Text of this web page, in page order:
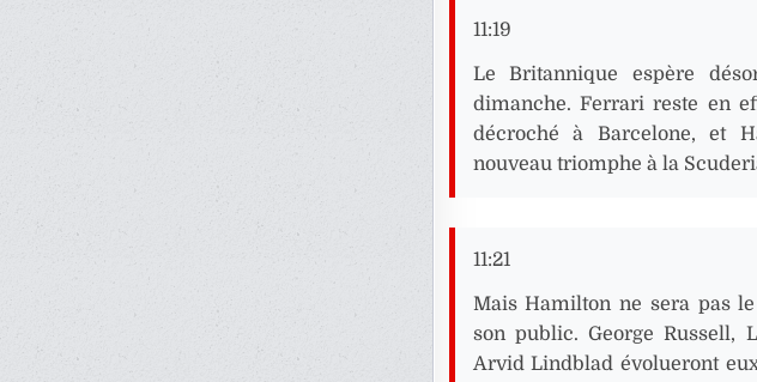
11:19
Le Britannique espère
dimanche. Ferrari reste en
décroché à Barcelone, et
nouveau triomphe à la
11:21
Mais Hamilton ne sera pas
son public. George Russell,
Arvid Lindblad évolueront